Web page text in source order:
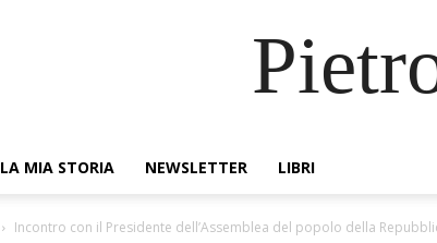
LA MIA STORIA NEWSLETTER LIBRI
Incontro con il Presidente dell’Assemblea del popolo della